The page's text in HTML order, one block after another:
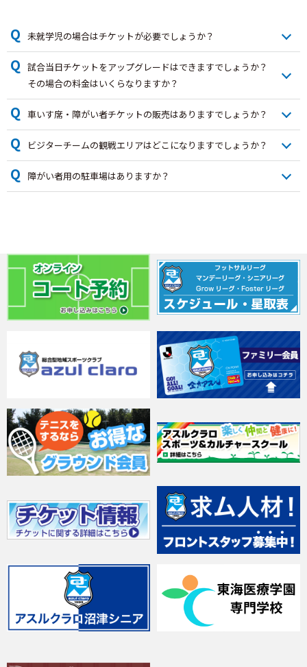
Q 未就学児の場合はチケットが必要でしょうか？
Q 試合当日チケットをアップグレードはできますでしょうか？
その場合の料金はいくらなりますか？
Q 車いす席・障がい者チケットの販売はありますでしょうか？
Q ビジターチームの観戦エリアはどこになりますでしょうか？
Q 障がい者用の駐車場はありますか？